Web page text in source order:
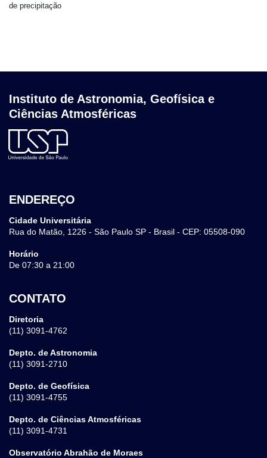
de precipitação
Instituto de Astronomia, Geofísica e
Ciências Atmosféricas
ENDEREÇO
Cidade Universitária
Rua do Matão, 1226 - São Paulo SP - Brasil - CEP: 05508-090
Horário
De 07:30 a 21:00
CONTATO
Diretoria
(11) 3091-4762
Depto. de Astronomia
(11) 3091-2710
Depto. de Geofísica
(11) 3091-4755
Depto. de Ciências Atmosféricas
(11) 3091-4731
Observatório Abrahão de Moraes